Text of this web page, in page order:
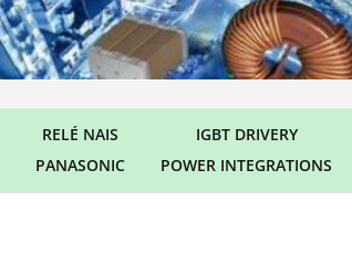
RELÉ NAIS
PANASONIC
IGBT DRIVERY
POWER INTEGRATIONS